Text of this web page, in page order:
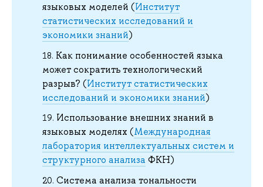
языковых моделей (Институт
статистических исследований и
экономики знаний)
Как понимание особенностей языка
может сократить технологический
разрыв? (Институт статистических
исследований и экономики знаний)
Использование внешних знаний в
языковых моделях (Международная
лаборатория интеллектуальных систем и
структурного анализа ФКН)
Система анализа тональности